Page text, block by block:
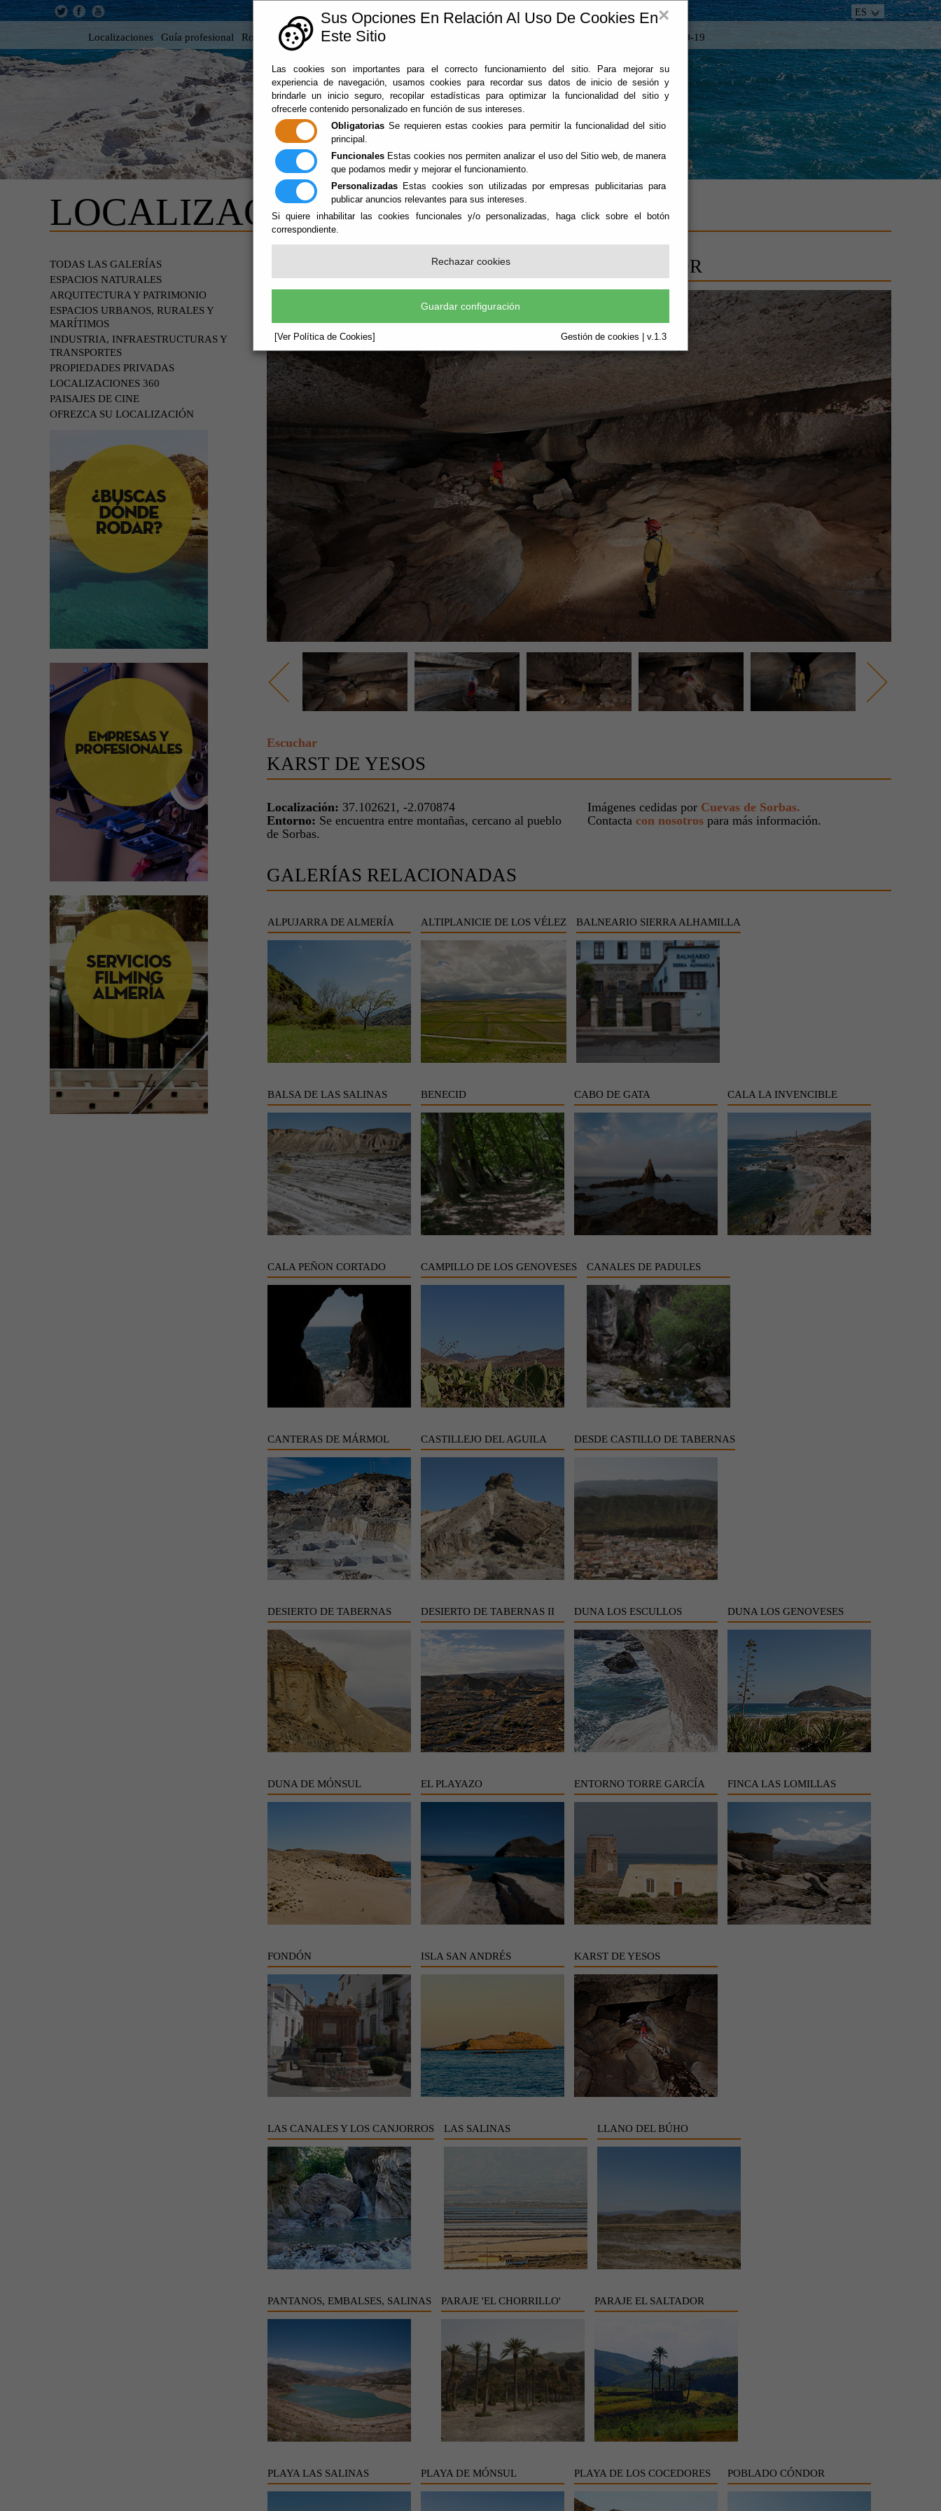
×
Sus Opciones En Relación Al Uso De Cookies En
Este Sitio
Las cookies son importantes para el correcto funcionamiento del sitio. Para mejorar su
experiencia de navegación, usamos cookies para recordar sus datos de inicio de sesión y
brindarle un inicio seguro, recopilar estadísticas para optimizar la funcionalidad del sitio y
ofrecerle contenido personalizado en función de sus intereses.
Obligatorias Se requieren estas cookies para permitir la funcionalidad del sitio
principal.
Funcionales Estas cookies nos permiten analizar el uso del Sitio web, de manera
que podamos medir y mejorar el funcionamiento.
Personalizadas Estas cookies son utilizadas por empresas publicitarias para
publicar anuncios relevantes para sus intereses.
Si quiere inhabilitar las cookies funcionales y/o personalizadas, haga click sobre el botón
correspondiente.
Rechazar cookies
Guardar configuración
[Ver Política de Cookies] Gestión de cookies | v.1.3
ES
Localizaciones Guía profesional Rodar en Almería 360 COVID-19
LOCALIZACIONES
TODAS LAS GALERÍAS
ESPACIOS NATURALES
ARQUITECTURA Y PATRIMONIO
ESPACIOS URBANOS, RURALES Y
MARÍTIMOS
INDUSTRIA, INFRAESTRUCTURAS Y
TRANSPORTES
PROPIEDADES PRIVADAS
LOCALIZACIONES 360
PAISAJES DE CINE
OFREZCA SU LOCALIZACIÓN
ESPACIOS NATURALES - ESPACIOS DE INTERIOR
Escuchar
KARST DE YESOS
Localización: 37.102621, -2.070874
Entorno: Se encuentra entre montañas, cercano al pueblo
de Sorbas.
Imágenes cedidas por Cuevas de Sorbas.
Contacta con nosotrospara más información.
GALERÍAS RELACIONADAS
ALPUJARRA DE ALMERÍA ALTIPLANICIE DE LOS VÉLEZ BALNEARIO SIERRA ALHAMILLA
BALSA DE LAS SALINAS BENECID CABO DE GATA CALA LA INVENCIBLE
CALA PEÑON CORTADO CAMPILLO DE LOS GENOVESES CANALES DE PADULES
CANTERAS DE MÁRMOL CASTILLEJO DEL AGUILA DESDE CASTILLO DE TABERNAS
DESIERTO DE TABERNAS DESIERTO DE TABERNAS II DUNA LOS ESCULLOS DUNA LOS GENOVESES
DUNA DE MÓNSUL EL PLAYAZO ENTORNO TORRE GARCÍA FINCA LAS LOMILLAS
FONDÓN ISLA SAN ANDRÉS KARST DE YESOS
LAS CANALES Y LOS CANJORROS LAS SALINAS LLANO DEL BÚHO
PANTANOS, EMBALSES, SALINAS PARAJE 'EL CHORRILLO' PARAJE EL SALTADOR
PLAYA LAS SALINAS PLAYA DE MÓNSUL PLAYA DE LOS COCEDORES POBLADO CÓNDOR